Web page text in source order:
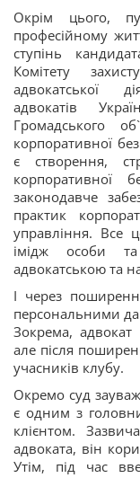
Окрім цього,
професійному
ступінь
Комітету
адвокатської
адвокатів
Громадського
корпоративної
є створення,
корпоративної
законодавче
практик
управління. Все
імідж особи та
адвокатською та
І через
персональними
Зокрема,
але після
учасників клубу.
Окремо суд
є одним з
клієнтом.
адвоката, він
Утім, під час